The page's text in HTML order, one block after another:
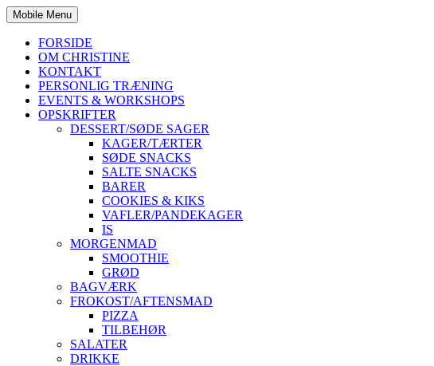
Mobile Menu
FORSIDE
OM CHRISTINE
KONTAKT
PERSONLIG TRÆNING
EVENTS & WORKSHOPS
OPSKRIFTER
DESSERT/SØDE SAGER
KAGER/TÆRTER
SØDE SNACKS
SALTE SNACKS
BARER
COOKIES & KIKS
VAFLER/PANDEKAGER
IS
MORGENMAD
SMOOTHIE
GRØD
BAGVÆRK
FROKOST/AFTENSMAD
PIZZA
TILBEHØR
SALATER
DRIKKE